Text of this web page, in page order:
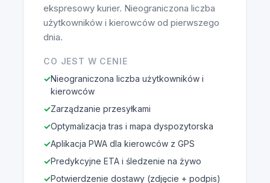
ekspresowy kurier. Nieograniczona liczba
użytkowników i kierowców od pierwszego
dnia.
CO JEST W CENIE
Nieograniczona liczba użytkowników i
kierowców
Zarządzanie przesyłkami
Optymalizacja tras i mapa dyspozytorska
Aplikacja PWA dla kierowców z GPS
Predykcyjne ETA i śledzenie na żywo
Potwierdzenie dostawy (zdjęcie + podpis)